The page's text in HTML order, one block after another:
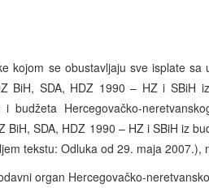
kojom se obustavljaju sve isplate
BiH, SDA, HDZ 1990 – HZ i SBiH
i budžeta Hercegovačko-
BiH, SDA, HDZ 1990 – HZ i SBiH iz
tekstu: Odluka od 29. maja 2007.),
organ Hercegovačko-